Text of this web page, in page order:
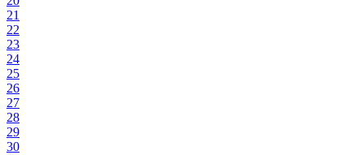
21
22
23
24
25
26
27
28
29
30